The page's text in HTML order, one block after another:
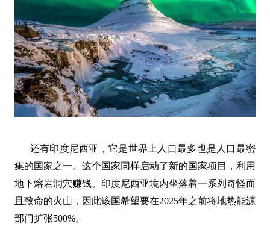
还有印度尼西亚，它是世界上人口最多也是人口最密
集的国家之一。这个国家同样启动了新的国家项目，利用
地下熔岩洞穴赚钱。印度尼西亚境内坐落着一系列奇怪而
且致命的火山，因此该国希望要在2025年之前将地热能源
部门扩张500%。